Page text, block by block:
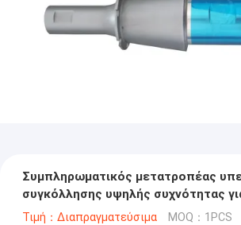
Συμπληρωματικός μετατροπέας
συγκόλλησης υψηλής συχνότητας
συγκόλλησης
Τιμή：Διαπραγματεύσιμα MOQ：1PCS